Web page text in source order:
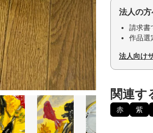
法人の
請求書
作品選
法人向け
関連す
赤 紫